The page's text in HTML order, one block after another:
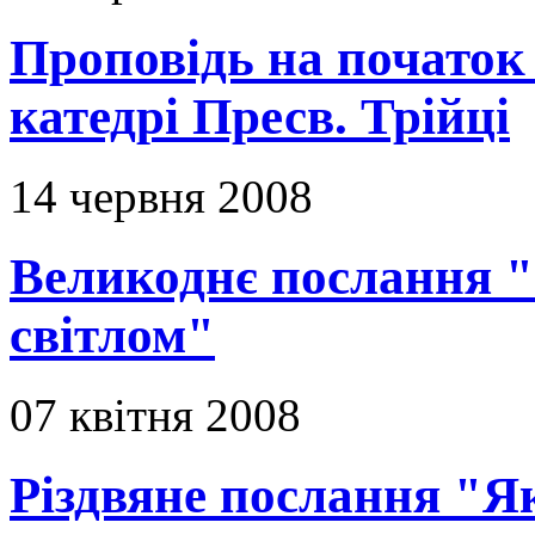
Проповідь на
катедрі Пресв. Трійці
14 червня 2008
Великоднє послання
світлом"
07 квітня 2008
Різдвяне послання